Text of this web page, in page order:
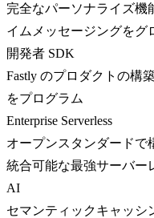
完全なパーソナライズ機
イムメッセージングをグ
開発者 SDK
Fastly のプロダクトの構
をプログラム
Enterprise Serverless
オープンスタンダードで
統合可能な最強サーバー
AI
セマンティックキャッシ